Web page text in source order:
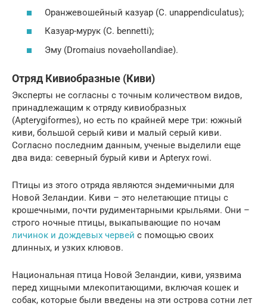
Оранжевошейный казуар (C. unappendiculatus);
Казуар-мурук (C. bennetti);
Эму (Dromaius novaehollandiae).
Отряд Кивиобразные (Киви)
Эксперты не согласны с точным количеством видов,
принадлежащим к отряду кивиобразных
(Apterygiformes), но есть по крайней мере три: южный
киви, большой серый киви и малый серый киви.
Согласно последним данным, ученые выделили еще
два вида: северный бурый киви и Apteryx rowi.
Птицы из этого отряда являются эндемичными для
Новой Зеландии. Киви – это нелетающие птицы с
крошечными, почти рудиментарными крыльями. Они –
строго ночные птицы, выкапывающие по ночам
личинок и дождевых червей с помощью своих
длинных, и узких клювов.
Национальная птица Новой Зеландии, киви, уязвима
перед хищными млекопитающими, включая кошек и
собак, которые были введены на эти острова сотни лет